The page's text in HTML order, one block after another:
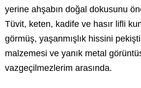
yerine ahşabın doğal dokusunu
Tüvit, keten, kadife ve hasır lifli
görmüş, yaşanmışlık hissini
malzemesi ve yanık metal
vazgeçilmezlerim arasında.